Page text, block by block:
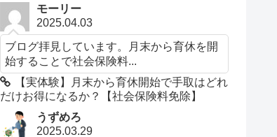
モーリー
2025.04.03
ブログ拝見しています。月末から育休を開
始することで社会保険料...
【実体験】月末から育休開始で手取はどれ
だけお得になるか？【社会保険料免除】
うずめろ
2025.03.29